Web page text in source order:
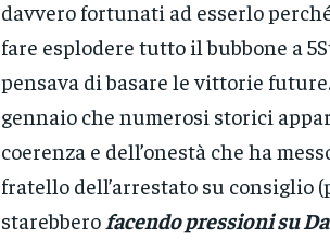
davvero fortunati ad esserlo
fare esplodere tutto il bubbone a
pensava di basare le vittorie
gennaio che numerosi storici
coerenza e dell’onestà che ha
fratello dell’arrestato su consiglio
starebbero facendo pressioni su